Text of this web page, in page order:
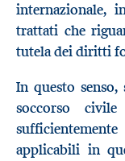
internazionale,
trattati che
tutela dei diritti
In questo
soccorso
applicabili in